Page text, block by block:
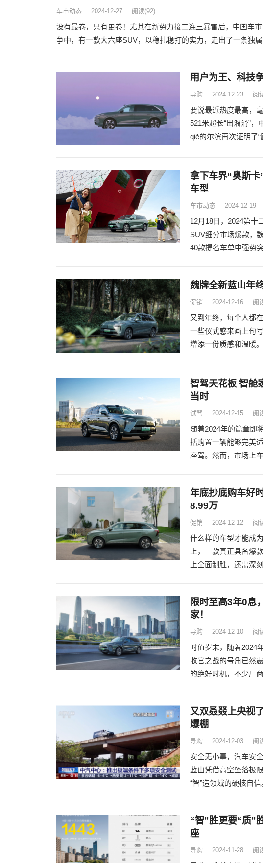
车市动态 2024-12-27 阅读(92)
没有最卷，只有更卷！尤其在新势力接二连三暴雷后，中国车
争中，有一款大六座SUV，以稳扎稳打的实力，走出了一条独
用户为王、科技
导购 2024-12-23 阅
要说最近热度最高，
521米超长“出溜滑”
qiě的尔滨再次证明了
拿下车界“奥斯
车型
车市动态 2024-12-19
12月18日，2024第十
SUV细分市场爆款，
40款提名车单中强势
魏牌全新蓝山年
促销 2024-12-16 阅
又到年终，每个人都
一些仪式感来画上句
增添一份质感和温暖
智驾天花板 智舱
当时
试驾 2024-12-15 阅
随着2024年的篇章即
括购置一辆能够完美
座驾。然而，市场上
年底抄底购车好
8.99万
促销 2024-12-12 阅
什么样的车型才能成
上，一款真正具备爆
上全面制胜，还需深
限时至高3年0息
家！
导购 2024-12-10 阅
时值岁末，随着2024
收官之战的号角已然
的绝好时机，不少厂
又双叒叕上央视
爆棚
导购 2024-12-03 阅
安全无小事，汽车安
蓝山凭借高空坠落极
“智”造领域的硬核自信
“智”胜更要“质”
座
导购 2024-11-28 阅